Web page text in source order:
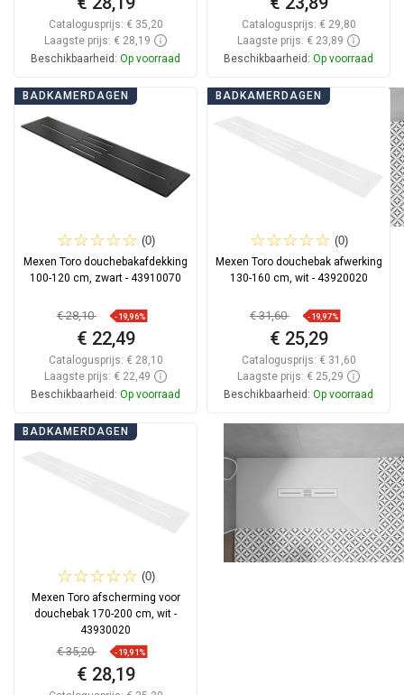
Catalogusprijs: € 35,20
Laagste prijs: € 28,19
Beschikbaarheid: Op voorraad
In winkelwagen
Vergelijk
Catalogusprijs: € 29,80
Laagste prijs: € 23,89
Beschikbaarheid: Op voorraad
In winkelwagen
BADKAMERDAGEN
(0)
Mexen Toro douchebakafdekking
100-120 cm, zwart - 43910070
€ 28,10 -19,96%
€ 22,49
Catalogusprijs: € 28,10
Laagste prijs: € 22,49
Beschikbaarheid: Op voorraad
In winkelwagen
BADKAMERDAGEN
(0)
Mexen Toro douchebak afwerking
130-160 cm, wit - 43920020
€ 31,60 -19,97%
€ 25,29
Catalogusprijs: € 31,60
Laagste prijs: € 25,29
Beschikbaarheid: Op voorraad
BADKAMERDAGEN
(0)
Mexen Toro afscherming voor
douchebak 170-200 cm, wit -
43930020
€ 35,20 -19,91%
€ 28,19